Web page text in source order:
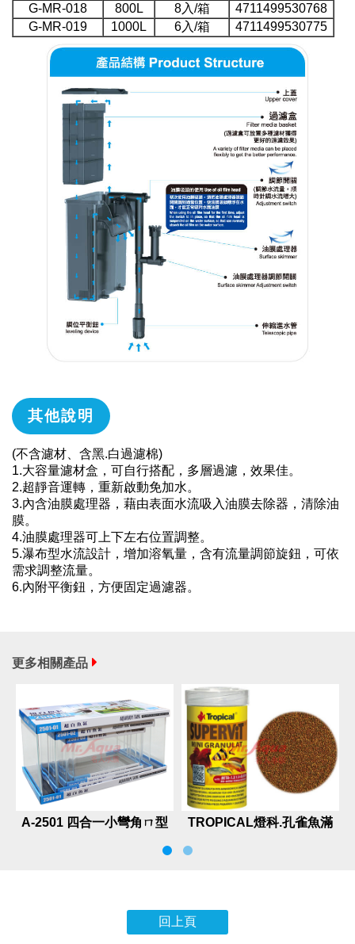
G-MR-018
800L 8入/箱
4711499530768
G-MR-019
1000L 6入/箱 4711499530775
其他說明
(不含濾材、含黑.白過濾棉)
1.大容量濾材盒，可自行搭配，多層過濾，效果佳。
2.超靜音運轉，重新啟動免加水。
3.內含油膜處理器，藉由表面水流吸入油膜去除器，清除油
膜。
4.油膜處理器可上下左右位置調整。
5.瀑布型水流設計，增加溶氧量，含有流量調節旋鈕，可依
需求調整流量。
6.內附平衡鈕，方便固定過濾器。
更多相關產品
A-2501 四合一小彎角ㄇ型
TROPICAL燈科.孔雀魚滿
回上頁